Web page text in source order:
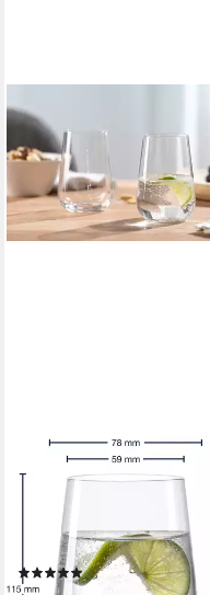
LEONARDO
Gläser-Set Trinkglas
PALADINO, 370 ml, 6er-Set,
6-tlg., Kristallglas,
spülmaschinengeeignet
(4)